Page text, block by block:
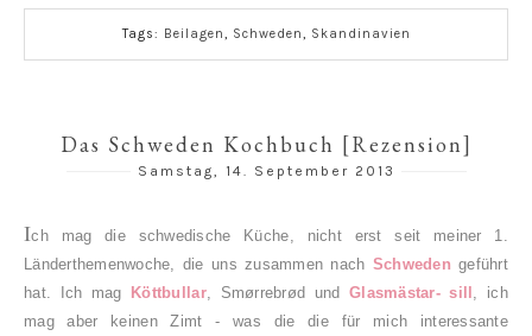
Tags: Beilagen, Schweden, Skandinavien
Das Schweden Kochbuch [Rezension]
Samstag, 14. September 2013
Ich mag die schwedische Küche, nicht erst seit meiner 1.
Länderthemenwoche, die uns zusammen nach Schweden geführt
hat. Ich mag
Köttbullar, Smørrebrød undGlasmästar- sill , ich
mag aber keinen Zimt - was die die für mich interessante